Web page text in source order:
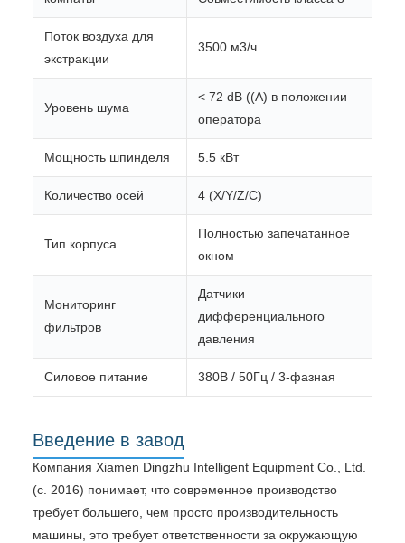
Поток воздуха для
экстракции
3500 м3/ч
Уровень шума
< 72 dB ((A) в положении
оператора
Мощность шпинделя 5.5 кВт
Количество осей 4 (X/Y/Z/C)
Тип корпуса
Полностью запечатанное
окном
Мониторинг
фильтров
Датчики
дифференциального
давления
Силовое питание 380В / 50Гц / 3-фазная
Введение в завод
Компания Xiamen Dingzhu Intelligent Equipment Co., Ltd.
(с. 2016) понимает, что современное производство
требует большего, чем просто производительность
машины, это требует ответственности за окружающую